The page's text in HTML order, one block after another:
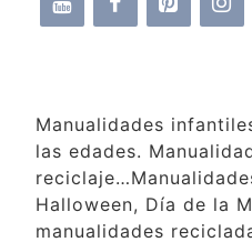
Manualidades
las edades.
Halloween, Día de la
manualidades